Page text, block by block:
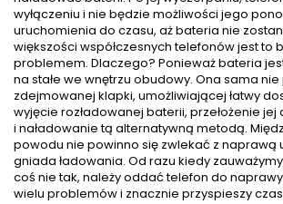
wyłączeniu i nie będzie możliwości jego
uruchomienia do czasu, aż bateria nie
większości współczesnych telefonów jest to
problemem. Dlaczego? Ponieważ bateria
na stałe we wnętrzu obudowy. Ona sama
zdejmowanej klapki, umożliwiającej łatwy
wyjęcie rozładowanej baterii, przełożenie
i naładowanie tą alternatywną metodą.
powodu nie powinno się zwlekać z naprawą
gniada ładowania. Od razu kiedy
coś nie tak, należy oddać telefon do
wielu problemów i znacznie przyspieszy czas